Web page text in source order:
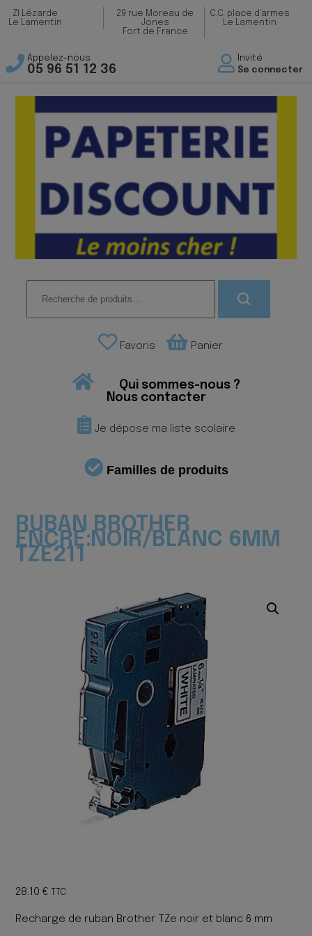
ZI Lézarde
Le Lamentin
29 rue Moreau de
Jones
Fort de France
C.C. place d’armes
Le Lamentin
Appelez-nous
05 96 51 12 36
Invité
Se connecter
pour :
Favoris Panier
Qui sommes-nous ?
Nous contacter
Je dépose ma liste scolaire
Familles de produits
RUBAN BROTHER
ENCRE:NOIR/BLANC 6MM
TZE211
28.10€ TTC
Recharge de ruban Brother TZe noir et blanc 6 mm